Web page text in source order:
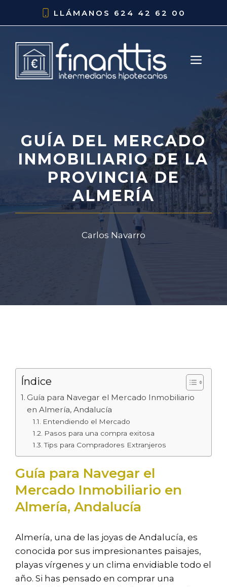
LLÁMANOS 624 42 62 00
GUÍA DEL MERCADO
INMOBILIARIO DE LA
PROVINCIA DE
ALMERÍA
Carlos Navarro
Índice
Guía para Navegar el Mercado Inmobiliario
en Almería, Andalucía
Entendiendo el Mercado
Pasos para una compra exitosa
Tips para Compradores Extranjeros
Guía para Navegar el
Mercado Inmobiliario en
Almería, Andalucía
Almería, una de las joyas de Andalucía, es
conocida por sus impresionantes paisajes,
playas vírgenes y un clima envidiable todo el
año. Si has pensado en comprar una